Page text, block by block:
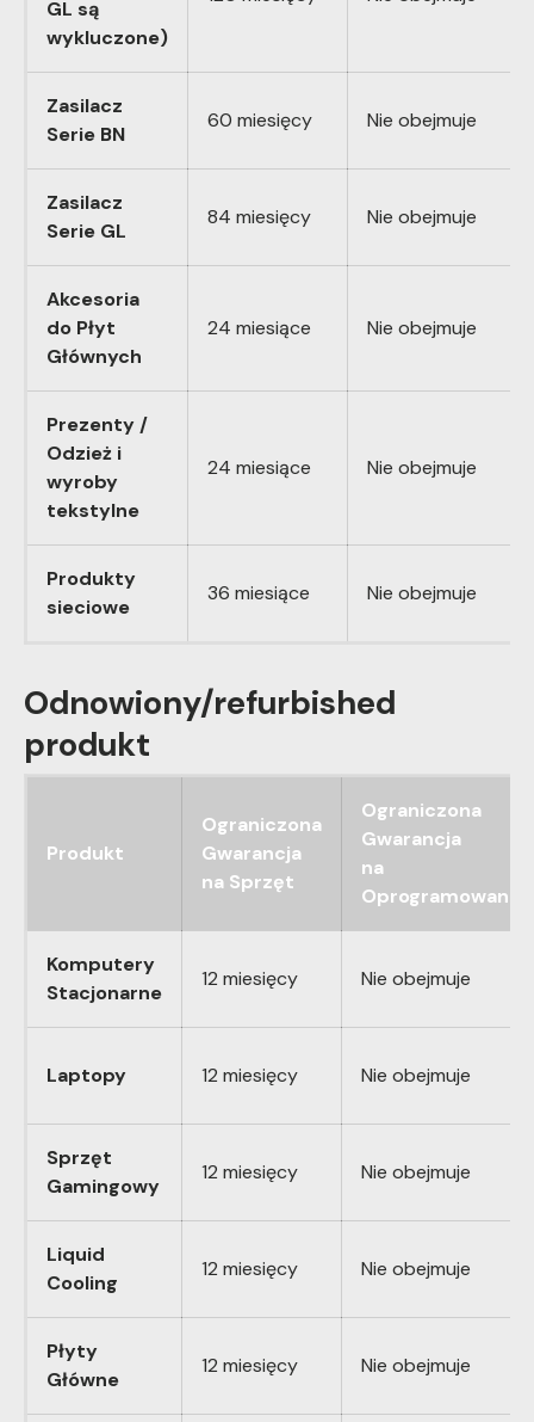
GL są
wykluczone)
Zasilacz
Serie BN
60 miesięcy Nie obejmuje
Zasilacz
Serie GL
84 miesięcy Nie obejmuje
Akcesoria
do Płyt
Głównych
24 miesiące Nie obejmuje
Prezenty /
Odzież i
wyroby
tekstylne
24 miesiące Nie obejmuje
Produkty
sieciowe
36 miesiące Nie obejmuje
Odnowiony/refurbished
produkt
Produkt
Ograniczona
Gwarancja
na Sprzęt
Ograniczona
Gwarancja
na
Oprogramowanie
Komputery
Stacjonarne
12 miesięcy Nie obejmuje
Laptopy 12 miesięcy Nie obejmuje
Sprzęt
Gamingowy
12 miesięcy Nie obejmuje
Liquid
Cooling
12 miesięcy Nie obejmuje
Płyty
Główne
12 miesięcy Nie obejmuje